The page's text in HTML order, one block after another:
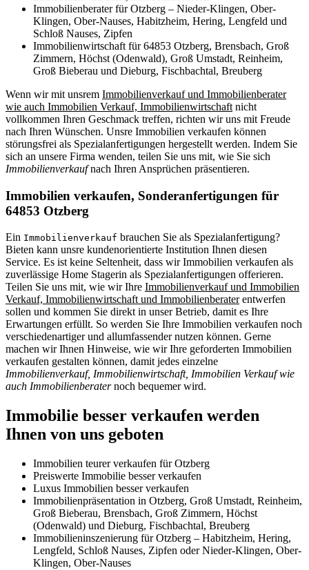
Immobilienberater für Otzberg – Nieder-Klingen, Ober-
Klingen, Ober-Nauses, Habitzheim, Hering, Lengfeld und
Schloß Nauses, Zipfen
Immobilienwirtschaft für 64853 Otzberg, Brensbach, Groß
Zimmern, Höchst (Odenwald), Groß Umstadt, Reinheim,
Groß Bieberau und Dieburg, Fischbachtal, Breuberg
Wenn wir mit unsrem Immobilienverkauf und Immobilienberater
wie auch Immobilien Verkauf, Immobilienwirtschaft nicht
vollkommen Ihren Geschmack treffen, richten wir uns mit Freude
nach Ihren Wünschen. Unsre Immobilien verkaufen können
störungsfrei als Spezialanfertigungen hergestellt werden. Indem Sie
sich an unsere Firma wenden, teilen Sie uns mit, wie Sie sich
Immobilienverkaufnach Ihren Ansprüchen präsentieren.
Immobilien verkaufen, Sonderanfertigungen für
64853 Otzberg
Ein Immobilienverkauf brauchen Sie als Spezialanfertigung?
Bieten kann unsre kundenorientierte Institution Ihnen diesen
Service. Es ist keine Seltenheit, dass wir Immobilien verkaufen als
zuverlässige Home Stagerin als Spezialanfertigungen offerieren.
Teilen Sie uns mit, wie wir Ihre Immobilienverkauf und Immobilien
Verkauf, Immobilienwirtschaft und Immobilienberaterentwerfen
sollen und kommen Sie direkt in unser Betrieb, damit es Ihre
Erwartungen erfüllt. So werden Sie Ihre Immobilien verkaufen noch
verschiedenartiger und allumfassender nutzen können. Gerne
machen wir Ihnen Hinweise, wie wir Ihre geforderten Immobilien
verkaufen gestalten können, damit jedes einzelne
Immobilienverkauf, Immobilienwirtschaft, Immobilien Verkauf wie
auch Immobilienberaternoch bequemer wird.
Immobilie besser verkaufen werden
Ihnen von uns geboten
Immobilien teurer verkaufen für Otzberg
Preiswerte Immobilie besser verkaufen
Luxus Immobilien besser verkaufen
Immobilienpräsentation in Otzberg, Groß Umstadt, Reinheim,
Groß Bieberau, Brensbach, Groß Zimmern, Höchst
(Odenwald) und Dieburg, Fischbachtal, Breuberg
Immobilieninszenierung für Otzberg – Habitzheim, Hering,
Lengfeld, Schloß Nauses, Zipfen oder Nieder-Klingen, Ober-
Klingen, Ober-Nauses